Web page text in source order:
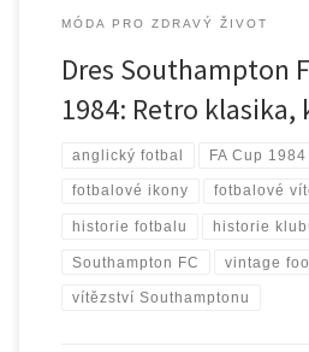
MÓDA PRO ZDRAVÝ ŽIVOT
Dres Southampton
1984: Retro
anglický fotbal FA Cup 1984
fotbalové ikony fotbalové
historie fotbalu historie
Southampton FC vintage
vítězství Southamptonu